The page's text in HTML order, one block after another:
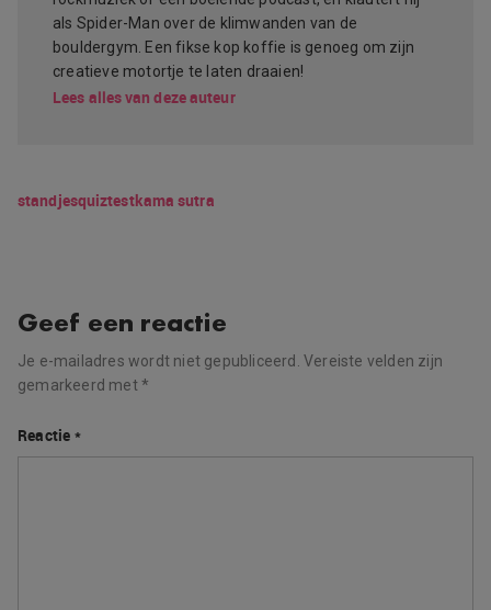
als Spider-Man over de klimwanden van de
bouldergym. Een fikse kop koffie is genoeg om zijn
creatieve motortje te laten draaien!
Lees alles van deze auteur
standjesquiztestkama sutra
Geef een reactie
Je e-mailadres wordt niet gepubliceerd. Vereiste velden zijn
gemarkeerd met*
Reactie *